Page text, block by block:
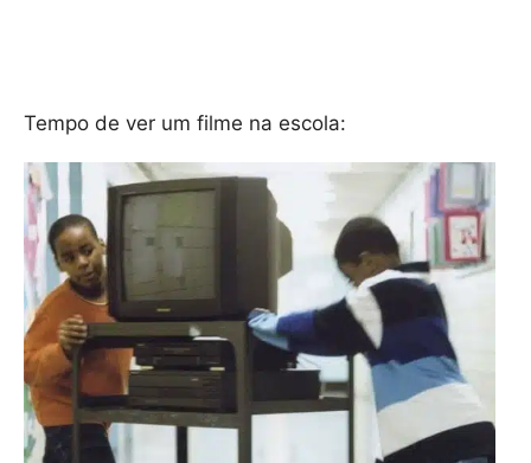
Tempo de ver um filme na escola: